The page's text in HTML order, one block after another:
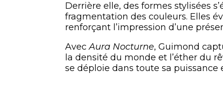
Derrière elle, des formes stylisées
fragmentation des couleurs. Elles
renforçant l’impression d’une
AvecAura Nocturne, Guimond
la densité du monde et l’éther du
se déploie dans toute sa puissance